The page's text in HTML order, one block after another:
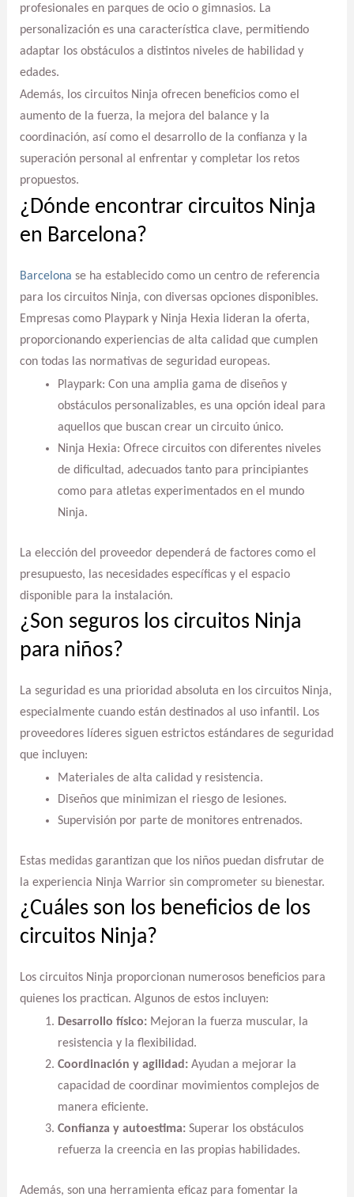
profesionales en parques de ocio o gimnasios. La
personalización es una característica clave, permitiendo
adaptar los obstáculos a distintos niveles de habilidad y
edades.
Además, los circuitos Ninja ofrecen beneficios como el
aumento de la fuerza, la mejora del balance y la
coordinación, así como el desarrollo de la confianza y la
superación personal al enfrentar y completar los retos
propuestos.
¿Dónde encontrar circuitos Ninja
en Barcelona?
Barcelona se ha establecido como un centro de referencia
para los circuitos Ninja, con diversas opciones disponibles.
Empresas como Playpark y Ninja Hexia lideran la oferta,
proporcionando experiencias de alta calidad que cumplen
con todas las normativas de seguridad europeas.
Playpark: Con una amplia gama de diseños y
obstáculos personalizables, es una opción ideal para
aquellos que buscan crear un circuito único.
Ninja Hexia: Ofrece circuitos con diferentes niveles
de dificultad, adecuados tanto para principiantes
como para atletas experimentados en el mundo
Ninja.
La elección del proveedor dependerá de factores como el
presupuesto, las necesidades específicas y el espacio
disponible para la instalación.
¿Son seguros los circuitos Ninja
para niños?
La seguridad es una prioridad absoluta en los circuitos Ninja,
especialmente cuando están destinados al uso infantil. Los
proveedores líderes siguen estrictos estándares de seguridad
que incluyen:
Materiales de alta calidad y resistencia.
Diseños que minimizan el riesgo de lesiones.
Supervisión por parte de monitores entrenados.
Estas medidas garantizan que los niños puedan disfrutar de
la experiencia Ninja Warrior sin comprometer su bienestar.
¿Cuáles son los beneficios de los
circuitos Ninja?
Los circuitos Ninja proporcionan numerosos beneficios para
quienes los practican. Algunos de estos incluyen:
Desarrollo físico:Mejoran la fuerza muscular, la
resistencia y la flexibilidad.
Coordinación y agilidad:Ayudan a mejorar la
capacidad de coordinar movimientos complejos de
manera eficiente.
Confianza y autoestima:Superar los obstáculos
refuerza la creencia en las propias habilidades.
Además, son una herramienta eficaz para fomentar la